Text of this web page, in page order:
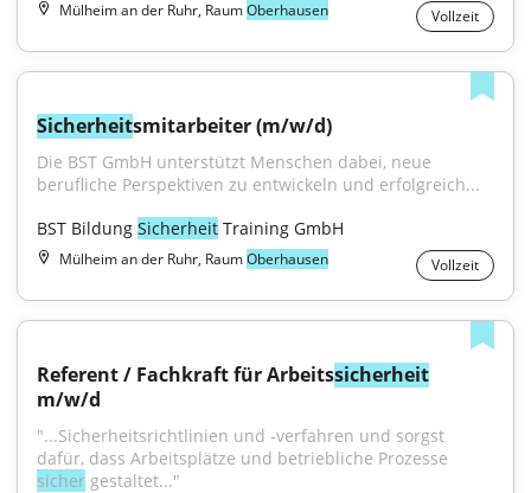
Mülheim an der Ruhr, RaumOberhausen Vollzeit
Sicherheitsmitarbeiter (m/w/d)
Die BST GmbH unterstützt Menschen dabei, neue
berufliche Perspektiven zu entwickeln und erfolgreich...
BST Bildung Sicherheit Training GmbH
Mülheim an der Ruhr, RaumOberhausen Vollzeit
Referent / Fachkraft für Arbeitssicherheit
m/w/d
"...Sicherheitsrichtlinien und -verfahren und sorgst
sicher gestaltet..."